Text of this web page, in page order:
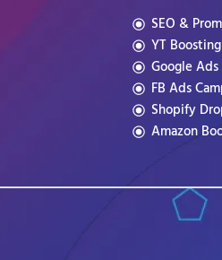
SEO &
YT Boosting
Google Ads
FB Ads
Shopify
Amazon